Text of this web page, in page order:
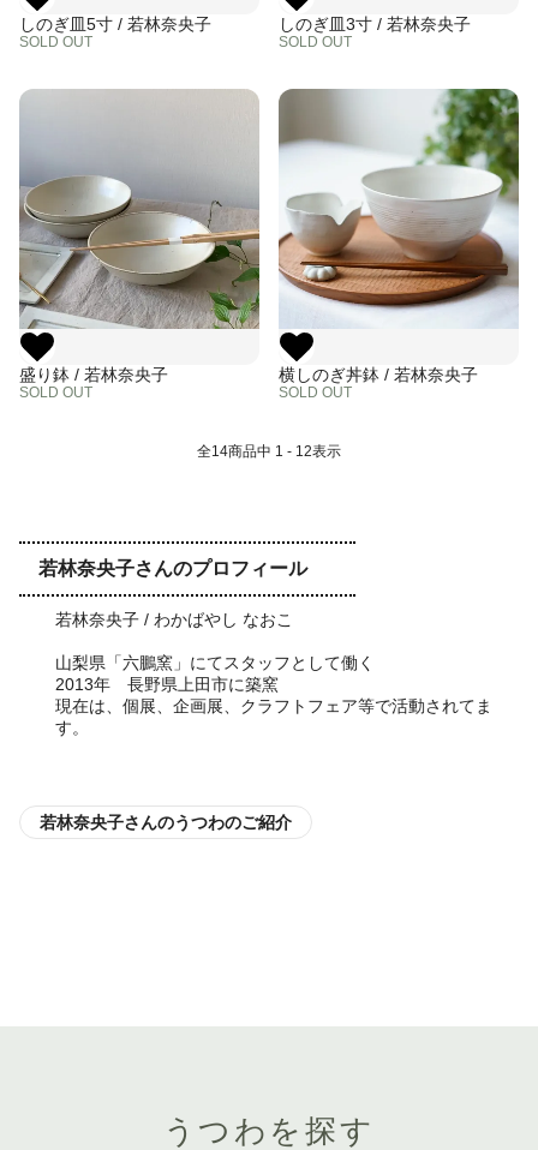
しのぎ皿5寸 / 若林奈央子
SOLD OUT
しのぎ皿3寸 / 若林奈央子
SOLD OUT
盛り鉢 / 若林奈央子
SOLD OUT
横しのぎ丼鉢 / 若林奈央子
SOLD OUT
全14商品中 1 - 12表示
若林奈央子さんのプロフィール
若林奈央子 / わかばやし なおこ
山梨県「六鵬窯」にてスタッフとして働く
2013年 長野県上田市に築窯
現在は、個展、企画展、クラフトフェア等で活動されてま
す。
若林奈央子さんのうつわのご紹介
うつわを探す